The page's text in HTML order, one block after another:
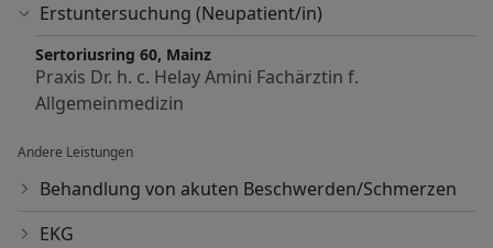
Erstuntersuchung (Neupatient/in)
Sertoriusring 60, Mainz
Praxis Dr. h. c. Helay Amini Fachärztin f.
Allgemeinmedizin
Andere Leistungen
Behandlung von akuten Beschwerden/Schmerzen
EKG